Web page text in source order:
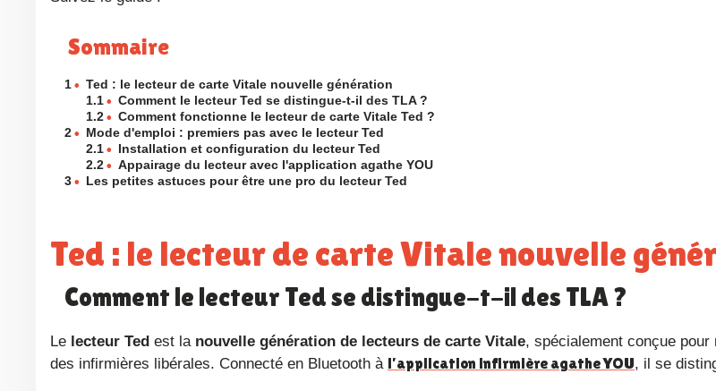
Sommaire
1 • Ted : le lecteur de carte Vitale nouvelle génération
1.1 • Comment le lecteur Ted se distingue-t-il des TLA ?
1.2 • Comment fonctionne le lecteur de carte Vitale Ted ?
2 • Mode d'emploi : premiers pas avec le lecteur Ted
2.1 • Installation et configuration du lecteur Ted
2.2 • Appairage du lecteur avec l'application agathe YOU
3 • Les petites astuces pour être une pro du lecteur Ted
Ted : le lecteur de carte Vitale nouvelle
Comment le lecteur Ted se distingue-t-il des TLA ?
Le lecteur Ted est la nouvelle génération de lecteurs de carte Vitale, spécialement conçue pour
des infirmières libérales. Connecté en Bluetooth à l’application infirmière agathe YOU, il se